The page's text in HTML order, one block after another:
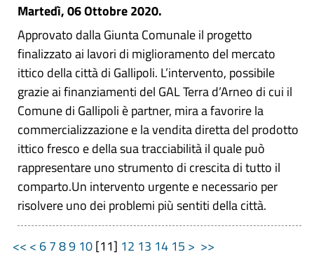
Martedì, 06 Ottobre 2020.
Approvato dalla Giunta Comunale il progetto
finalizzato ai lavori di miglioramento del mercato
ittico della città di Gallipoli. L’intervento, possibile
grazie ai finanziamenti del GAL Terra d’Arneo di cui il
Comune di Gallipoli è partner, mira a favorire la
commercializzazione e la vendita diretta del prodotto
ittico fresco e della sua tracciabilità il quale può
rappresentare uno strumento di crescita di tutto il
comparto.Un intervento urgente e necessario per
risolvere uno dei problemi più sentiti della città.
<< < 6789 10[11] 12 13 14 15 > >>